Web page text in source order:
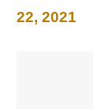
22, 2021